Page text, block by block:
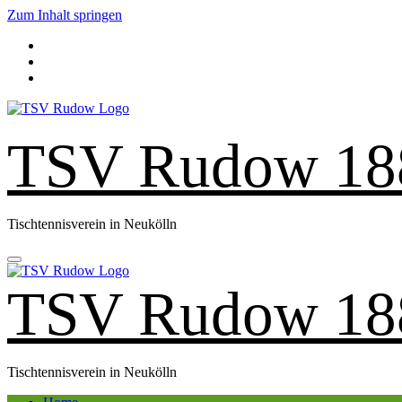
Zum Inhalt springen
TSV Rudow
Tischtennisverein in Neukölln
TSV Rudow
Tischtennisverein in Neukölln